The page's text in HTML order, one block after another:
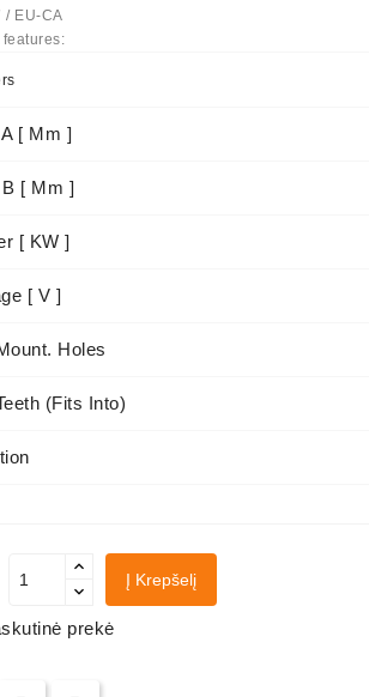
/ EU-CA
features:
[ Mm ]
[ Mm ]
[ KW ]
[ V ]
Holes
(fits Into)
Į Krepšelį
prekė